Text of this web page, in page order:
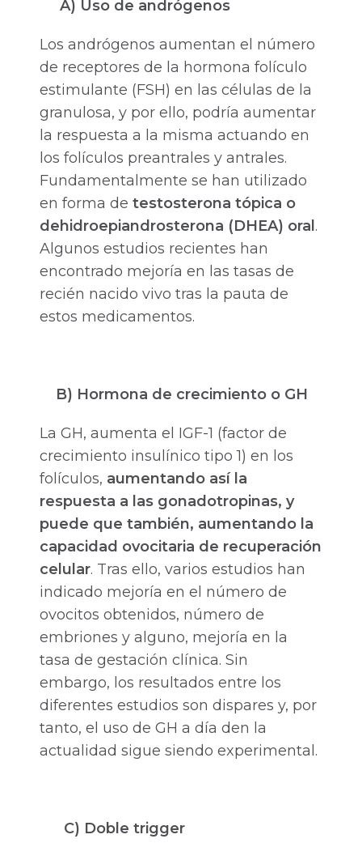
A) Uso de andrógenos
Los andrógenos aumentan el número
de receptores de la hormona folículo
estimulante (FSH) en las células de la
granulosa, y por ello, podría aumentar
la respuesta a la misma actuando en
los folículos preantrales y antrales.
Fundamentalmente se han utilizado
en forma de testosterona tópica o
dehidroepiandrosterona (DHEA) oral .
Algunos estudios recientes han
encontrado mejoría en las tasas de
recién nacido vivo tras la pauta de
estos medicamentos.
B) Hormona de crecimiento o GH
La GH, aumenta el IGF-1 (factor de
crecimiento insulínico tipo 1) en los
folículos, aumentando así la
respuesta a las gonadotropinas, y
puede que también, aumentando la
capacidad ovocitaria de recuperación
celular. Tras ello, varios estudios han
indicado mejoría en el número de
ovocitos obtenidos, número de
embriones y alguno, mejoría en la
tasa de gestación clínica. Sin
embargo, los resultados entre los
diferentes estudios son dispares y, por
tanto, el uso de GH a día den la
actualidad sigue siendo experimental.
C) Doble trigger